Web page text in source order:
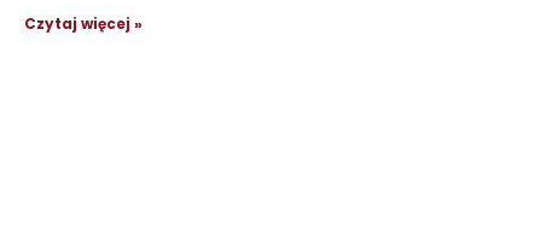
Czytaj więcej »